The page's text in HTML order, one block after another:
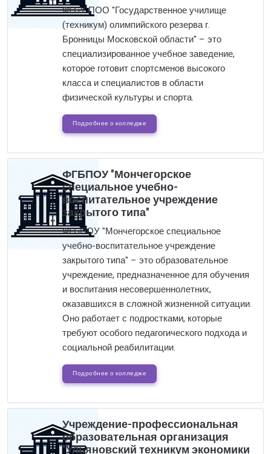
ФГБУ ПОО "Государственное училище
(техникум) олимпийского резерва г.
Бронницы Московской области" – это
специализированное учебное заведение,
которое готовит спортсменов высокого
класса и специалистов в области
физической культуры и спорта.
Подробнее о колледже
ФГБПОУ "Мончегорское
специальное учебно-
воспитательное учреждение
закрытого типа"
ФГБПОУ "Мончегорское специальное
учебно-воспитательное учреждение
закрытого типа" – это образовательное
учреждение, предназначенное для обучения
и воспитания несовершеннолетних,
оказавшихся в сложной жизненной ситуации.
Оно работает с подростками, которые
требуют особого педагогического подхода и
социальной реабилитации.
Подробнее о колледже
Учреждение-профессиональная
образовательная организация
"Ульяновский техникум экономики